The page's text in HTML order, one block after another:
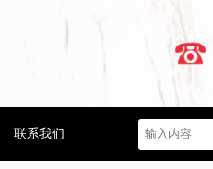
联系我们